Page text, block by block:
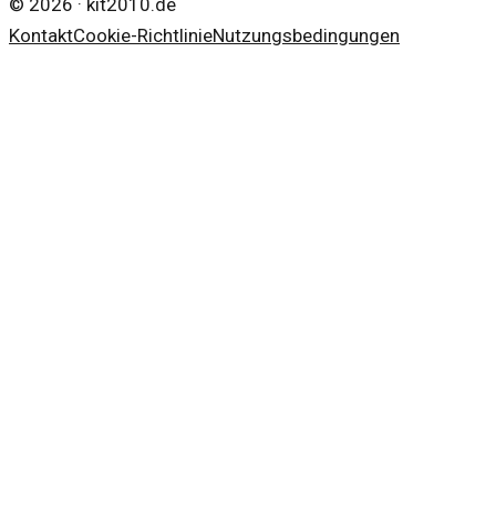
KontaktCookie-RichtlinieNutzungsbedingungen